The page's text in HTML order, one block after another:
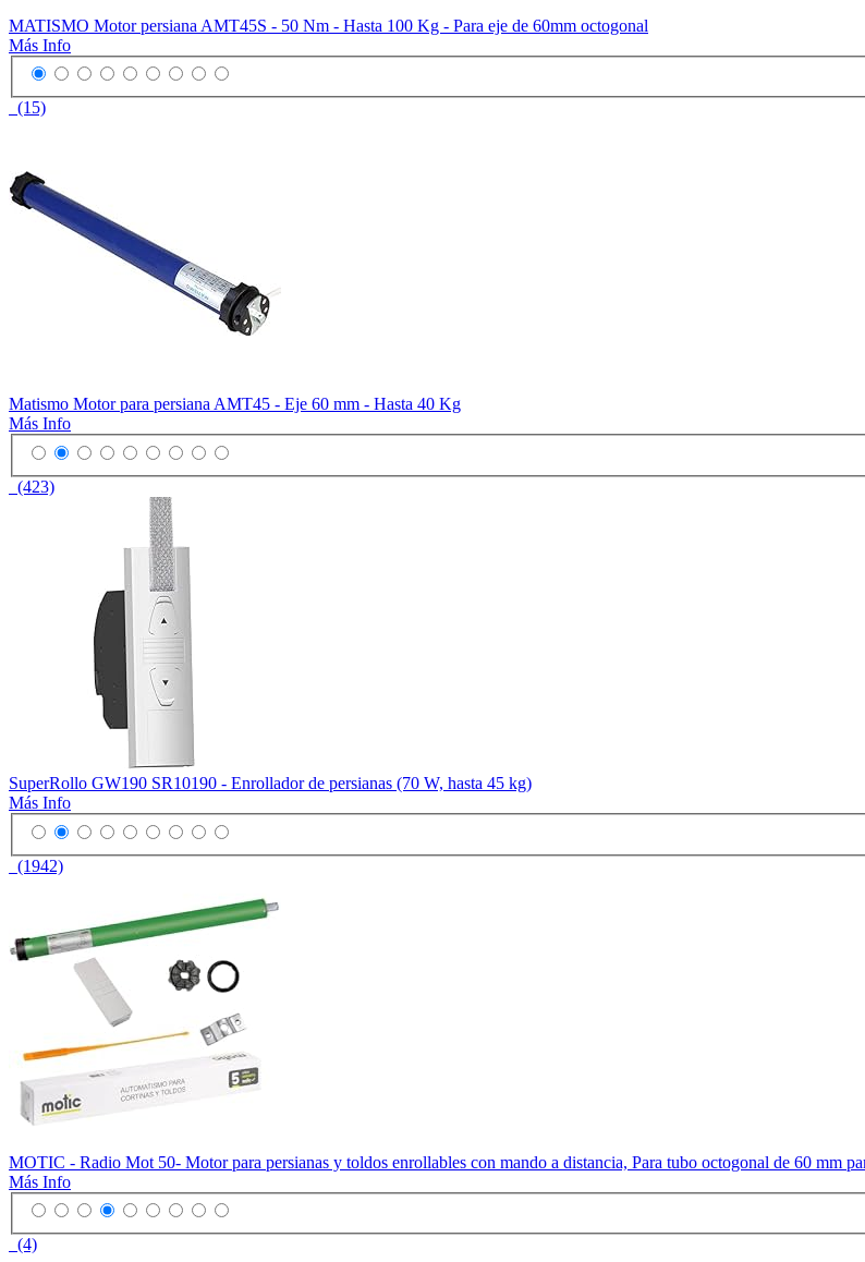
MATISMO Motor persiana AMT45S - 50 Nm - Hasta 100 Kg - Para eje de 60mm octogonal
Más Info
(15)
Matismo Motor para persiana AMT45 - Eje 60 mm - Hasta 40 Kg
Más Info
(423)
SuperRollo GW190 SR10190 - Enrollador de persianas (70 W, hasta 45 kg)
Más Info
(1942)
MOTIC - Radio Mot 50- Motor para persianas y toldos enrollables con mando a distancia, Para tubo octogonal de 60 mm
Más Info
(4)